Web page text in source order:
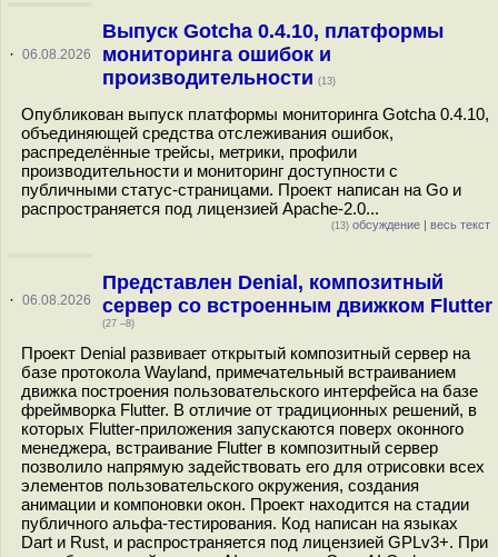
· 06.08.2026
Выпуск Gotcha 0.4.10, платформы
мониторинга ошибок и
производительности (13)
Опубликован выпуск платформы мониторинга Gotcha 0.4.10,
объединяющей средства отслеживания ошибок,
распределённые трейсы, метрики, профили
производительности и мониторинг доступности с
публичными статус-страницами. Проект написан на Go и
распространяется под лицензией Apache-2.0...
(13) обсуждение | весь текст
· 06.08.2026
Представлен Denial, композитный
сервер со встроенным движком Flutter
(27 –8)
Проект Denial развивает открытый композитный сервер на
базе протокола Wayland, примечательный встраиванием
движка построения пользовательского интерфейса на базе
фреймворка Flutter. В отличие от традиционных решений, в
которых Flutter-приложения запускаются поверх оконного
менеджера, встраивание Flutter в композитный сервер
позволило напрямую задействовать его для отрисовки всех
элементов пользовательского окружения, создания
анимации и компоновки окон. Проект находится на стадии
публичного альфа-тестирования. Код написан на языках
Dart и Rust, и распространяется под лицензией GPLv3+. При